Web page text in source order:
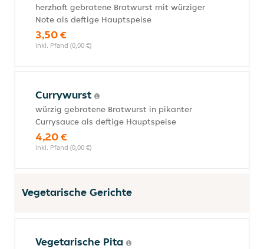
herzhaft gebratene Bratwurst mit würziger
Note als deftige Hauptspeise
3,50 €
inkl. Pfand (0,00 €)
Currywurst
würzig gebratene Bratwurst in pikanter
Currysauce als deftige Hauptspeise
4,20 €
inkl. Pfand (0,00 €)
Vegetarische Gerichte
Vegetarische Pita